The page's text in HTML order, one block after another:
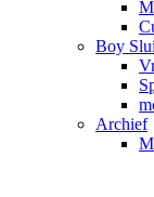
Boy
Archief